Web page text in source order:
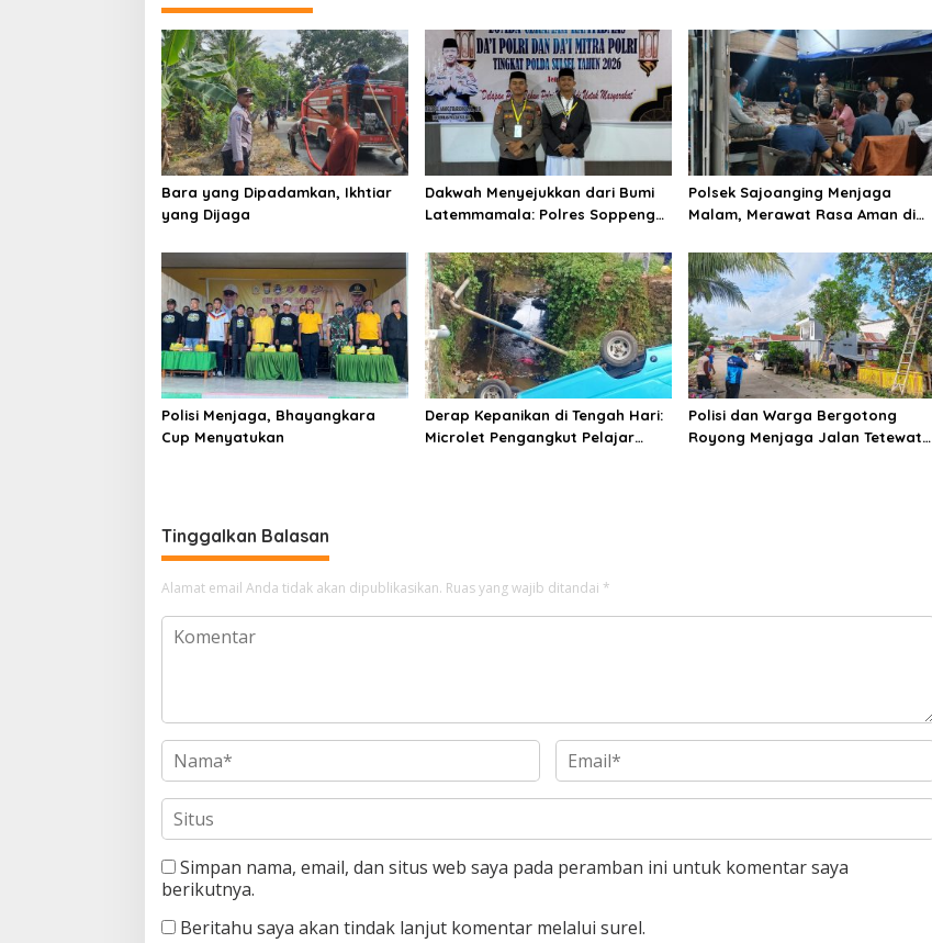
Bara yang Dipadamkan, Ikhtiar
yang Dijaga
Dakwah Menyejukkan dari Bumi
Latemmamala: Polres Soppeng
Lomba Dai Polda Sulsel
Polsek Sajoanging Menjaga
Malam, Merawat Rasa Aman di
Polisi Menjaga, Bhayangkara
Cup Menyatukan
Derap Kepanikan di Tengah Hari:
Microlet Pengangkut Pelajar
Polisi dan Warga Bergotong
Royong Menjaga Jalan Tetewatu
Tinggalkan Balasan
Alamat email Anda tidak akan dipublikasikan. Ruas yang wajib ditandai *
Simpan nama, email, dan situs web saya pada peramban ini untuk komentar saya
berikutnya.
Beritahu saya akan tindak lanjut komentar melalui surel.